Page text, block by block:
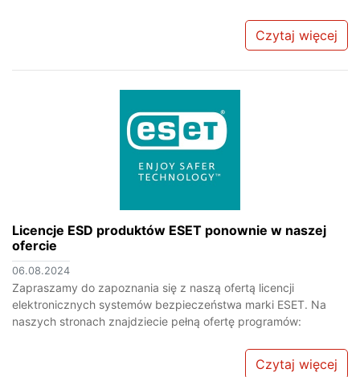
Czytaj więcej
Licencje ESD produktów ESET ponownie w naszej
ofercie
06.08.2024
Zapraszamy do zapoznania się z naszą ofertą licencji
elektronicznych systemów bezpieczeństwa marki ESET. Na
naszych stronach znajdziecie pełną ofertę programów:
Czytaj więcej